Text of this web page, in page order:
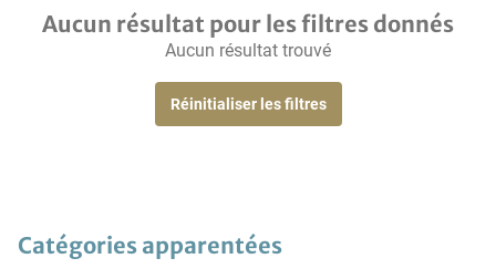
Aucun résultat pour les filtres donnés
Aucun résultat trouvé
Réinitialiser les filtres
Catégories apparentées